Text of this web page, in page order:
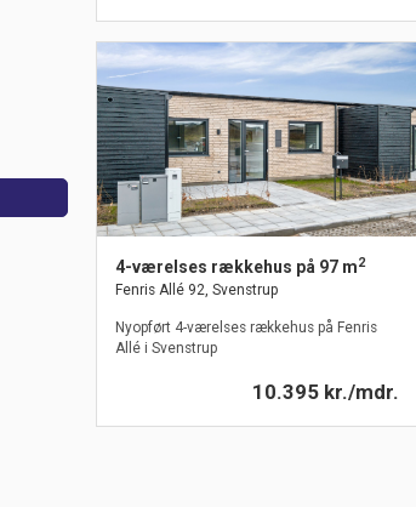
4-værelses rækkehus på 97 m2
Fenris Allé 92, Svenstrup
Nyopført 4-værelses rækkehus på Fenris
Allé i Svenstrup
10.395 kr./mdr.